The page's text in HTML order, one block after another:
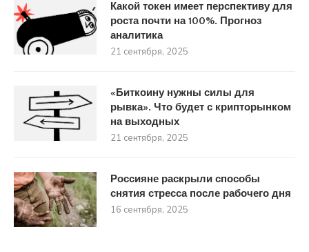
Какой токен имеет перспективу для
роста почти на 100%. Прогноз
аналитика
21 сентября, 2025
«Биткоину нужны силы для
рывка». Что будет с крипторынком
на выходных
21 сентября, 2025
Россияне раскрыли способы
снятия стресса после рабочего дня
16 сентября, 2025